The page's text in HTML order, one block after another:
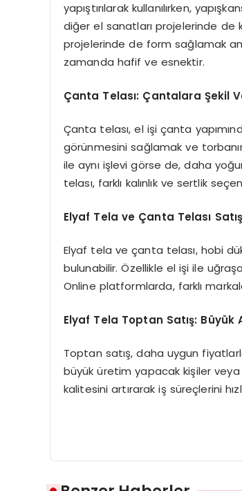
yapıştırılarak kullanılırken,
diğer el sanatları projelerinde de
projelerinde de form sağlamak
zamanda hafif ve esnektir.
Çanta Telası: Çantalara Şekil
Çanta telası, el işi çanta
görünmesini sağlamak ve torbanın
ile aynı işlevi görse de, daha
telası, farklı kalınlık ve sertlik
Elyaf Tela ve Çanta Telası
Elyaf tela ve çanta telası, hobi
bulunabilir. Özellikle el işi ile
Online platformlarda, farklı
Elyaf Tela Toptan Satış: Büyük
Toptan satış, daha uygun
büyük üretim yapacak kişiler
kalitesini artırarak iş süreçlerini